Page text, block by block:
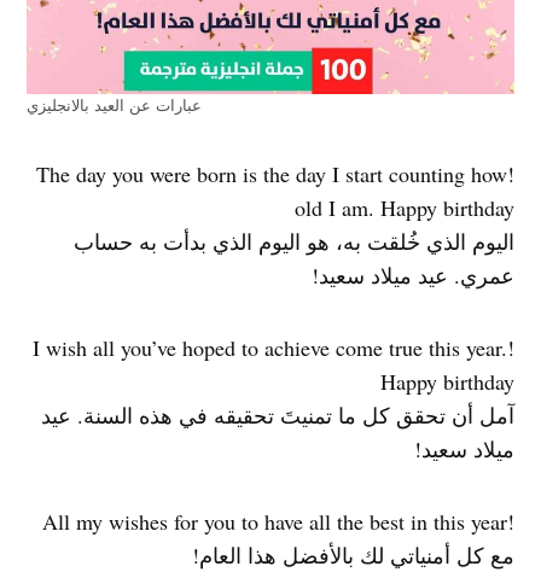
عبارات عن العيد بالانجليزي
!The day you were born is the day I start counting how
old I am. Happy birthday
اليوم الذي خُلقت به، هو اليوم الذي بدأت به حساب
عمري. عيد ميلاد سعيد!
!I wish all you’ve hoped to achieve come true this year.
Happy birthday
آمل أن تحقق كل ما تمنيتَ تحقيقه في هذه السنة. عيد
ميلاد سعيد!
!All my wishes for you to have all the best in this year
مع كل أمنياتي لك بالأفضل هذا العام!